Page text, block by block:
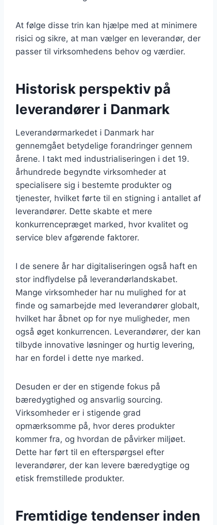
At følge disse trin kan hjælpe med at minimere
risici og sikre, at man vælger en leverandør, der
passer til virksomhedens behov og værdier.
Historisk perspektiv på
leverandører i Danmark
Leverandørmarkedet i Danmark har
gennemgået betydelige forandringer gennem
årene. I takt med industrialiseringen i det 19.
århundrede begyndte virksomheder at
specialisere sig i bestemte produkter og
tjenester, hvilket førte til en stigning i antallet af
leverandører. Dette skabte et mere
konkurrencepræget marked, hvor kvalitet og
service blev afgørende faktorer.
I de senere år har digitaliseringen også haft en
stor indflydelse på leverandørlandskabet.
Mange virksomheder har nu mulighed for at
finde og samarbejde med leverandører globalt,
hvilket har åbnet op for nye muligheder, men
også øget konkurrencen. Leverandører, der kan
tilbyde innovative løsninger og hurtig levering,
har en fordel i dette nye marked.
Desuden er der en stigende fokus på
bæredygtighed og ansvarlig sourcing.
Virksomheder er i stigende grad
opmærksomme på, hvor deres produkter
kommer fra, og hvordan de påvirker miljøet.
Dette har ført til en efterspørgsel efter
leverandører, der kan levere bæredygtige og
etisk fremstillede produkter.
Fremtidige tendenser inden